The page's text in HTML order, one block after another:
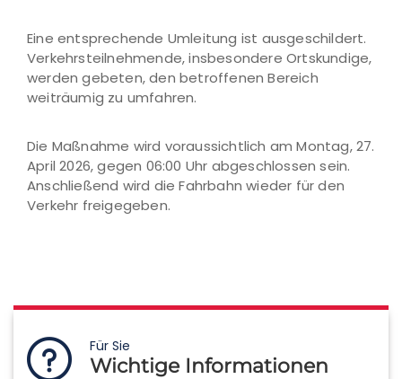
Eine entsprechende Umleitung ist ausgeschildert.
Verkehrsteilnehmende, insbesondere Ortskundige,
werden gebeten, den betroffenen Bereich
weiträumig zu umfahren.
Die Maßnahme wird voraussichtlich am Montag, 27.
April 2026, gegen 06:00 Uhr abgeschlossen sein.
Anschließend wird die Fahrbahn wieder für den
Verkehr freigegeben.
Für Sie
Wichtige Informationen